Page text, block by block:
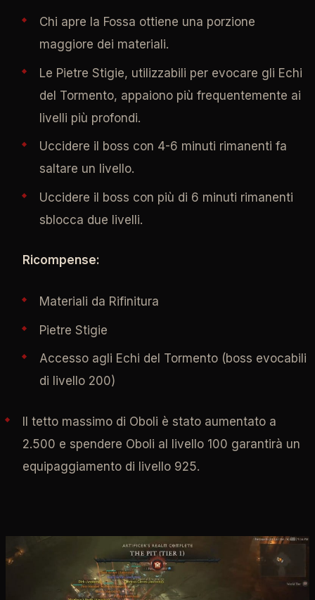
Chi apre la Fossa ottiene una porzione
maggiore dei materiali.
Le Pietre Stigie, utilizzabili per evocare gli Echi
del Tormento, appaiono più frequentemente ai
livelli più profondi.
Uccidere il boss con 4-6 minuti rimanenti fa
saltare un livello.
Uccidere il boss con più di 6 minuti rimanenti
sblocca due livelli.
Ricompense:
Materiali da Rifinitura
Pietre Stigie
Accesso agli Echi del Tormento (boss evocabili
di livello 200)
Il tetto massimo di Oboli è stato aumentato a
2.500 e spendere Oboli al livello 100 garantirà un
equipaggiamento di livello 925.